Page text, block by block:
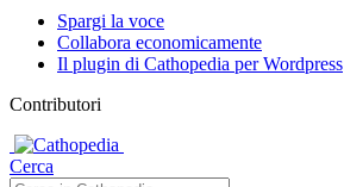
Spargi la voce
Collabora economicamente
Il plugin di Cathopedia per Wordpress
Contributori
Cerca